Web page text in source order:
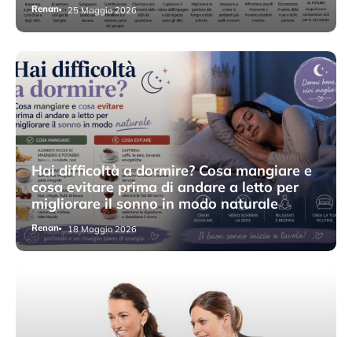
Renan 25 Maggio 2026
Hai difficoltà a dormire? Cosa mangiare e
cosa evitare prima di andare a letto per
migliorare il sonno in modo naturale
Renan 18 Maggio 2026